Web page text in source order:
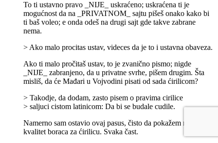
To ti ustavno pravo _NIJE_ uskraćeno; uskraćena ti je
mogućnost da na _PRIVATNOM_ sajtu pišeš onako kako bi
ti baš voleo; e onda odeš na drugi sajt gde takve zabrane
nema.
> Ako malo procitas ustav, videces da je to i ustavna obaveza.
Ako ti malo pročitaš ustav, to je zvanično pismo; nigde
_NIJE_ zabranjeno, da u privatne svrhe, pišem drugim. Šta
misliš, da će Mađari u Vojvodini pisati od sada ćirilicom?
> Takodje, da dodam, zasto pisem o pravima cirilice
> saljuci cistom latinicom: Da bi se budale cudile.
Namerno sam ostavio ovaj pasus, čisto da pokažem nivo i
kvalitet boraca za ćirilicu. Svaka čast.